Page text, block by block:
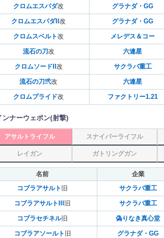
クロムエスパダ改 グラナダ・GG
クロムエスパダII 改 グラナダ・GG
クロムスベルト改 メレデス＆コー
流石の刀改 六連星
クロムソードII 改 サクラバ重工
流石の刀弐改 六連星
クロムプライド改 ファクトリー1.21
ンナーウェポン(射撃)
アサルトライフル スナイパーライフル
レイガン ガトリングガン
名前 企業
コブラアサルト 旧 サクラバ重工
コブラアサルトIII 旧 サクラバ重工
コブラセチネル旧 偽りなき真心堂
コブラアソールト 旧 グラナダ・GG